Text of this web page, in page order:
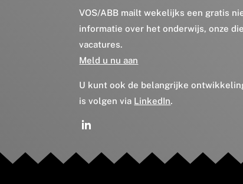
VOS/ABB mailt wekelijks een gratis
informatie over het onderwijs, onze
vacatures.
Meld u nu aan
U kunt ook de belangrijke
is volgen via LinkedIn.